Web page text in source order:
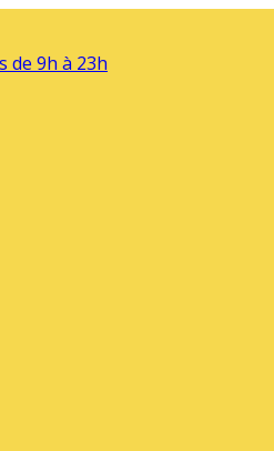
de 9h à 23h